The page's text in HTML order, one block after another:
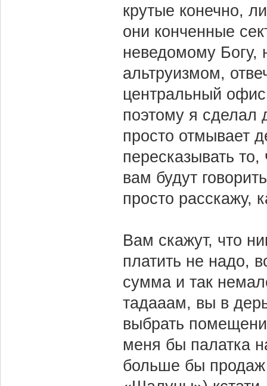
крутые конечно,
они конченные
неведомому Богу,
альтруизмом,
центральный
поэтому я сделал
просто отмывает
пересказывать
вам будут
просто расскажу,
Вам скажут, что
платить не надо,
сумма и так
тадааам, вы в
выбрать
меня бы палатка
больше бы